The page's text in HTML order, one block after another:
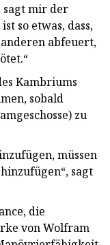
sagt mir der
so etwas, dass,
abfeuert,
Kambriums
sobald
zu
müssen
sagt
die
von Wolfram